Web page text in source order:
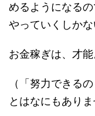
めるようになる
やっていくしかな
お金稼ぎは、才能
（「努力できる
とはなにもありま